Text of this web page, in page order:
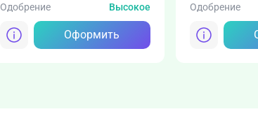
Одобрение
Высокое
Оформить
Одобрение